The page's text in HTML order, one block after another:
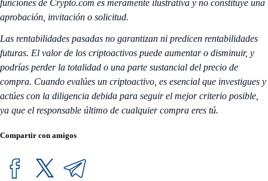
funciones de Crypto.com es meramente ilustrativa y no constituye una
aprobación, invitación o solicitud.
Las rentabilidades pasadas no garantizan ni predicen rentabilidades
futuras. El valor de los criptoactivos puede aumentar o disminuir, y
podrías perder la totalidad o una parte sustancial del precio de
compra. Cuando evalúes un criptoactivo, es esencial que investigues y
actúes con la diligencia debida para seguir el mejor criterio posible,
ya que el responsable último de cualquier compra eres tú.
Compartir con amigos